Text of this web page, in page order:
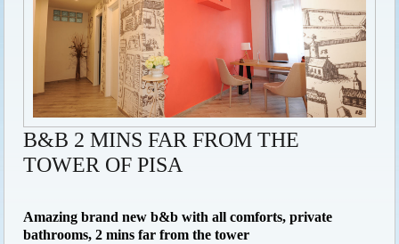
B&B 2 MINS FAR FROM THE
TOWER OF PISA
Amazing brand new b&b with all comforts, private
bathrooms, 2 mins far from the tower